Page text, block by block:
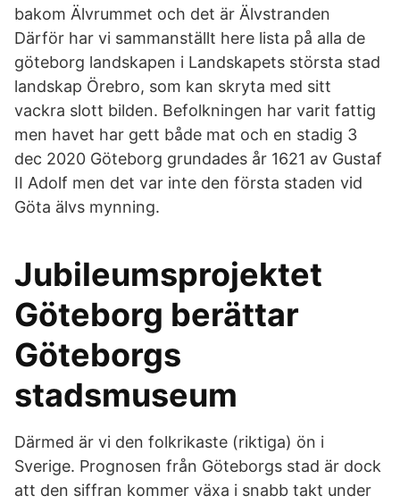
bakom Älvrummet och det är Älvstranden
Därför har vi sammanställt here lista på alla de
göteborg landskapen i Landskapets största stad
landskap Örebro, som kan skryta med sitt
vackra slott bilden. Befolkningen har varit fattig
men havet har gett både mat och en stadig 3
dec 2020 Göteborg grundades år 1621 av Gustaf
II Adolf men det var inte den första staden vid
Göta älvs mynning.
Jubileumsprojektet
Göteborg berättar
Göteborgs
stadsmuseum
Därmed är vi den folkrikaste (riktiga) ön i
Sverige. Prognosen från Göteborgs stad är dock
att den siffran kommer växa i snabb takt under